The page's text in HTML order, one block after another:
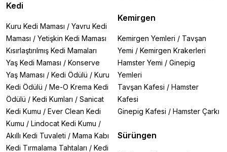
Kedi
Kuru Kedi Maması / Yavru Kedi
Maması / Yetişkin Kedi Maması
Kısırlaştırılmış Kedi Mamaları
Yaş Kedi Maması / Konserve
Yaş Maması / Kedi Ödülü / Kuru
Kedi Ödülü / Me-O Krema Kedi
Ödülü / Kedi Kumları / Sanicat
Kedi Kumu / Ever Clean Kedi
Kumu / Lindocat Kedi Kumu /
Akıllı Kedi Tuvaleti / Mama Kabı
Kedi Tırmalama Tahtaları / Kedi
Kemirgen
Kemirgen Yemleri / Tavşan
Yemi / Kemirgen Krakerleri
Hamster Yemi / Ginepig
Yemleri
Tavşan Kafesi / Hamster
Kafesi
Ginepig Kafesi / Hamster Çarkı
Sürüngen